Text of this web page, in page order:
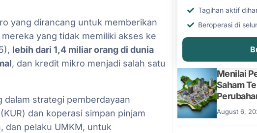
yang dirancang untuk memberikan
yang tidak memiliki akses ke
lebih dari 1,4 miliar orang di dunia
, dan kredit mikro menjadi salah satu
dalam strategi pemberdayaan
dan koperasi simpan pinjam
dan pelaku UMKM, untuk
Tagihan aktif
Beroperasi di
Menilai
Saham
August 6,